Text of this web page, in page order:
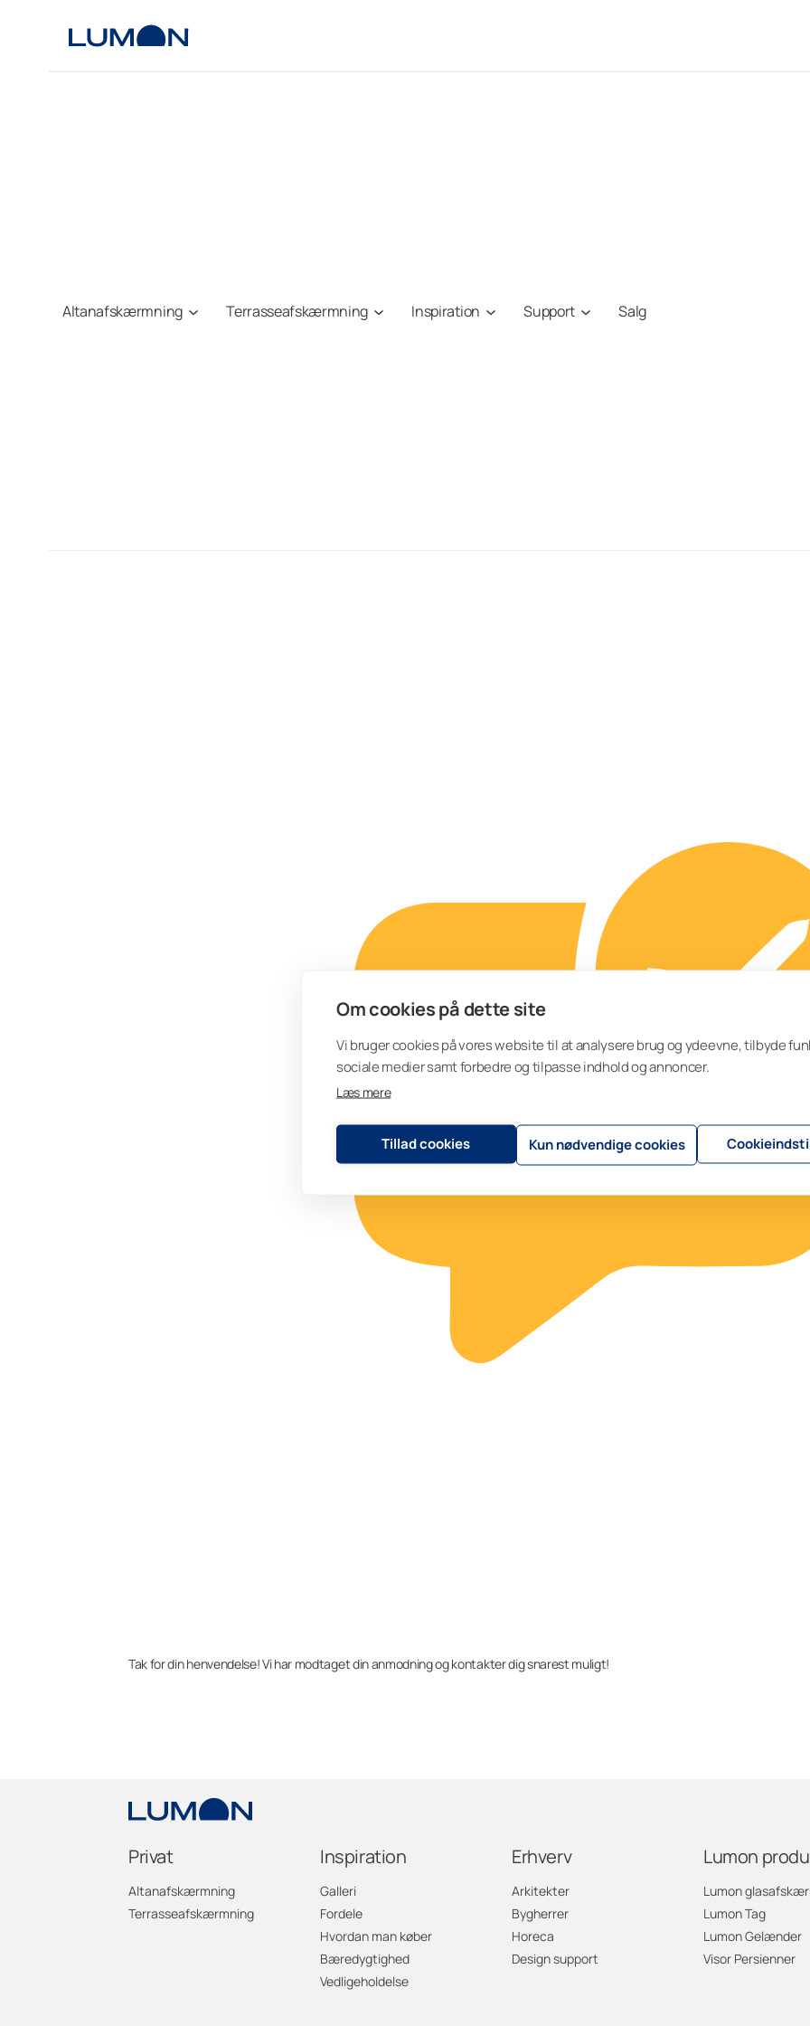
Om cookies på dette site
Vi bruger cookies på vores website til at analysere brug og ydeevne, tilbyde
sociale medier samt forbedre og tilpasse indhold og annoncer.
Læs mere
Tillad cookies Kun nødvendige cookies
Altanafskærmning Terrasseafskærmning Inspiration Support Salg
Tak for din henvendelse! Vi har modtaget din anmodning og kontakter dig snarest muligt!
Privat
Altanafskærmning
Terrasseafskærmning
Inspiration
Galleri
Fordele
Hvordan man køber
Bæredygtighed
Vedligeholdelse
Erhverv
Arkitekter
Bygherrer
Horeca
Design support
Lumon
Lumon
Lumon Tag
Lumon Gelænder
Visor Persienner